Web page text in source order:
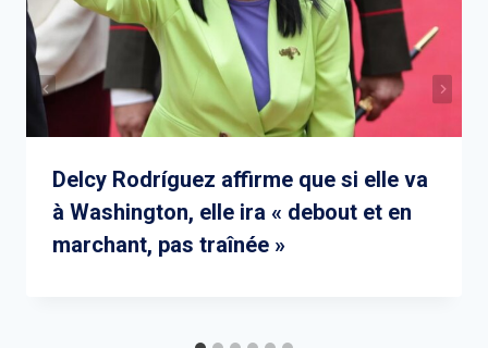
Delcy Rodríguez affirme que si elle va
à Washington, elle ira « debout et en
marchant, pas traînée »